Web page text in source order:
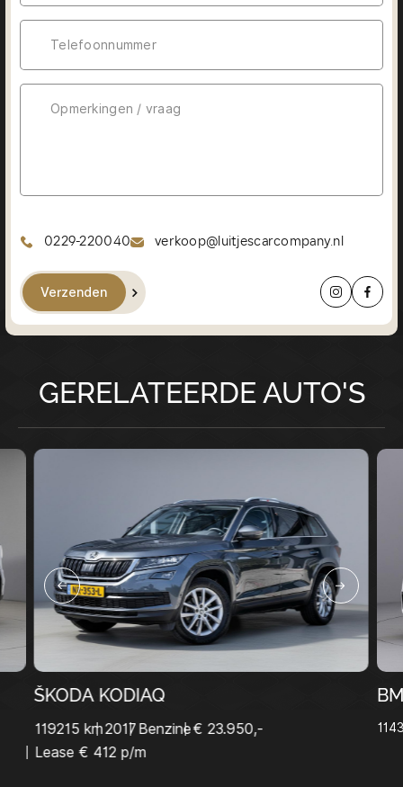
0229-220040 verkoop@luitjescarcompany.nl
Verzenden
GERELATEERDE AUTO'S
ŠKODA KODIAQ
119215 km2017 Benzine€ 23.950,-
Lease € 412 p/m